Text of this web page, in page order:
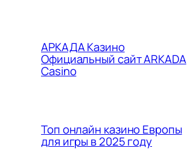
АРКАДА Казино
Официальный сайт ARKADA
Casino
Топ онлайн казино Европы
для игры в 2025 году